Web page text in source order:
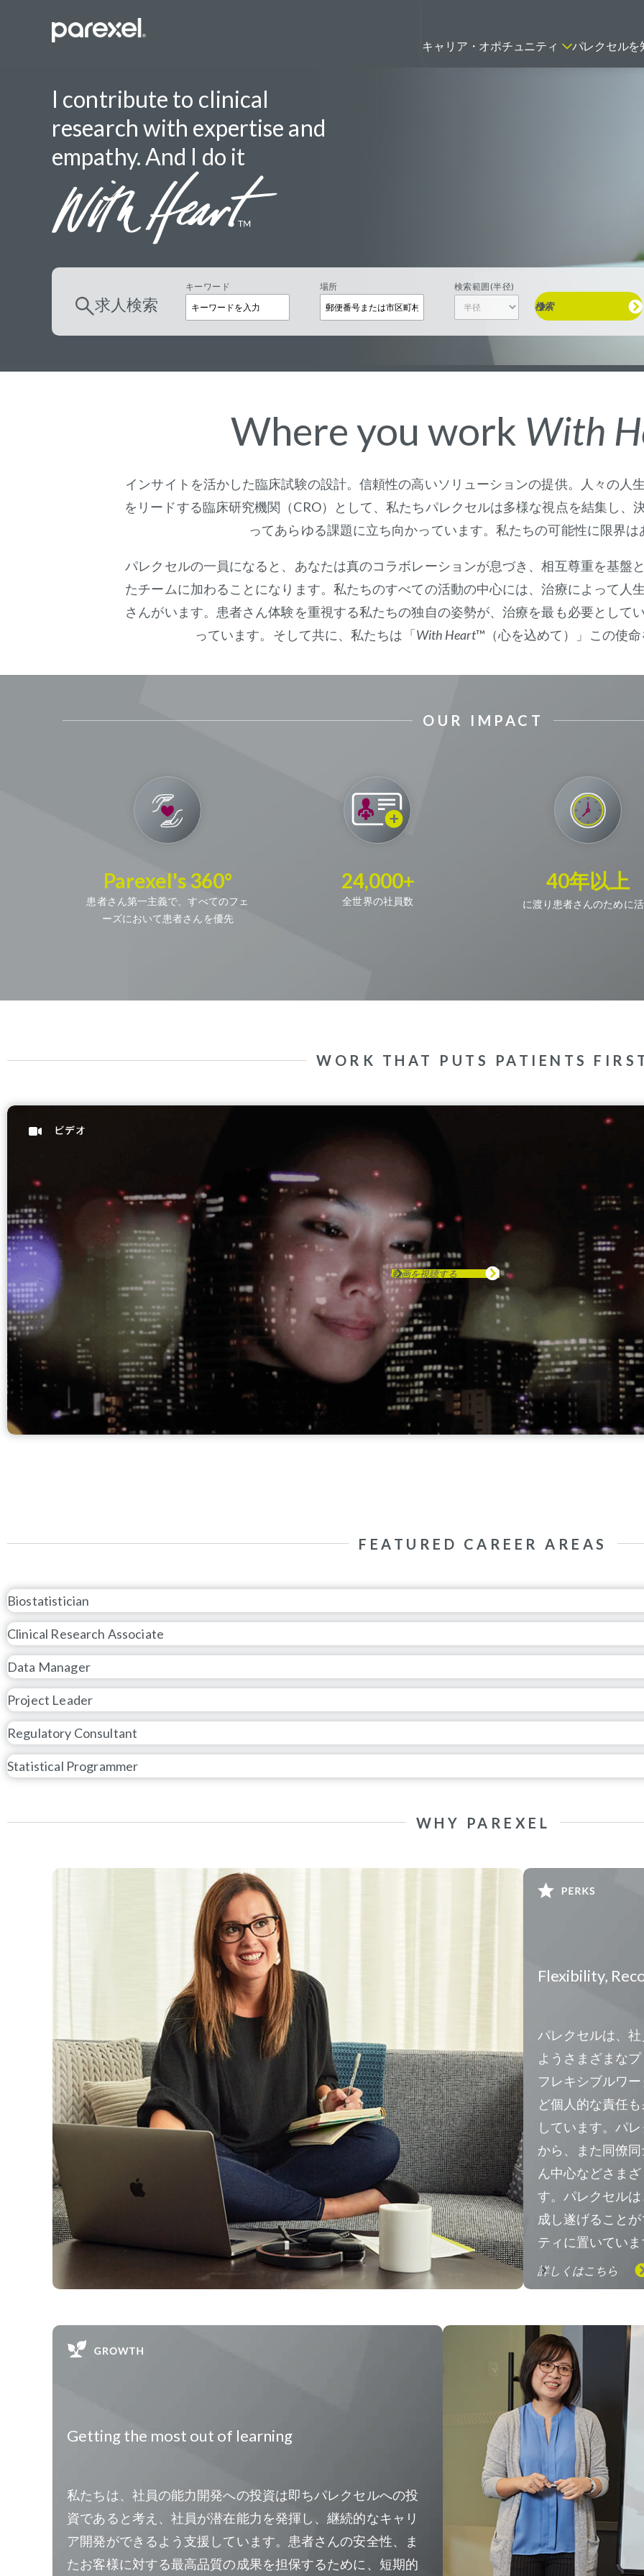
キャリア・オポチュニティ
バイオスタティティシャン
プロジェクトリーダー
パレクセルを
I contribute to clinical
research with expertise and
empathy. And I do it
求人検索
キーワード 場所 検索範囲(半径)
検索
Where you work With
インサイトを活かした臨床試験の設計。信頼性の高いソリューションの提供。人々の人
をリードする臨床研究機関（CRO）として、私たちパレクセルは多様な視点を結集し、
ってあらゆる課題に立ち向かっています。私たちの可能性に限界は
パレクセルの一員になると、あなたは真のコラボレーションが息づき、相互尊重を基盤
たチームに加わることになります。私たちのすべての活動の中心には、治療によって人
さんがいます。患者さん体験を重視する私たちの独自の姿勢が、治療を最も必要として
っています。そして共に、私たちは「With Heart™（心を込めて）」この使
OUR IMPACT
Parexel's 360°
患者さん第一主義で、すべてのフェ
ーズにおいて患者さんを優先
24,000+
全世界の社員数
40年以上
に渡り患者さんのために
WORK THAT PUTS PATIENTS
動画を視聴する
FEATURED CAREER AREAS
Biostatistician
Clinical Research Associate
Data Manager
Project Leader
Regulatory Consultant
Statistical Programmer
WHY PAREXEL
Flexibility,
パレクセルは、
ようさまざまな
フレキシブルワ
ど個人的な責任
しています。パ
から、また同僚
ん中心などさま
す。パレクセル
成し遂げること
ティに置いてい
詳しくはこちら
Getting the most out of learning
私たちは、社員の能力開発への投資は即ちパレクセルへの投
資であると考え、社員が潜在能力を発揮し、継続的なキャリ
ア開発ができるよう支援しています。患者さんの安全性、ま
たお客様に対する最高品質の成果を担保するために、短期的